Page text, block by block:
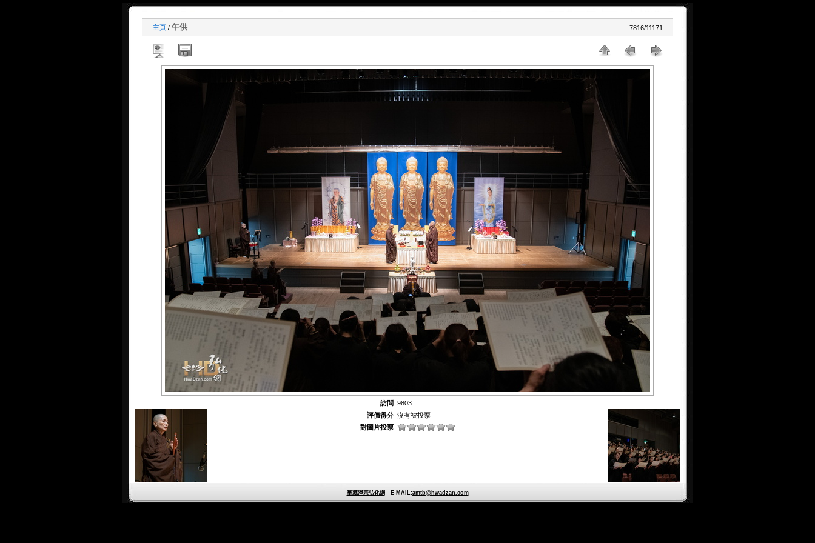
主頁 / 午供 7816/11171
訪問 9803
評價得分 沒有被投票
對圖片投票
華藏淨宗弘化網E-MAIL:amtb@hwadzan.com